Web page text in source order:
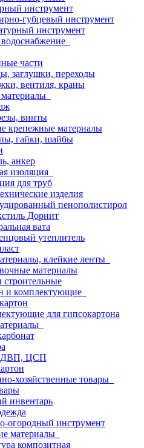
инструмент
губцевый инструмент
инструмент
части
заглушки, переходы
вентиля, краны
винты
крепежные материалы
гайки, шайбы
анкер
изоляция
для труб
изделия
пенополистирол
Дорнит
вата
утеплитель
клейкие ленты
материалы
и комплектующие
для гипсокартона
ЦСП
хозяйственные товары
инвентарь
огородный инструмент
материалы
композитная